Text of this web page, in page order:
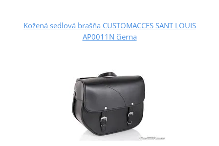
Kožená sedlová brašňa CUSTOMACCES SANT LOUIS
AP0011N čierna